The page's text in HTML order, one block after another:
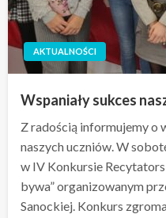
AKTUALNOŚCI
Wspaniały sukces
Z radością informujemy o
naszych uczniów. W
w IV Konkursie
bywa” organizowanym
Sanockiej. Konkurs